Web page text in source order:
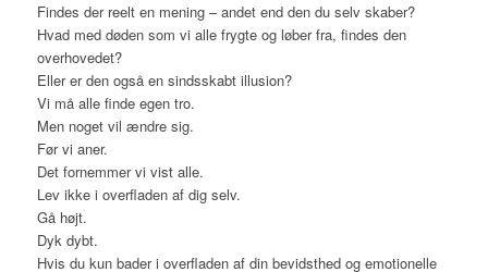
Findes der reelt en mening – andet end den du selv skaber?
Hvad med døden som vi alle frygte og løber fra, findes den
overhovedet?
Eller er den også en sindsskabt illusion?
Vi må alle finde egen tro.
Men noget vil ændre sig.
Før vi aner.
Det fornemmer vi vist alle.
Lev ikke i overfladen af dig selv.
Gå højt.
Dyk dybt.
Hvis du kun bader i overfladen af din bevidsthed og emotionelle